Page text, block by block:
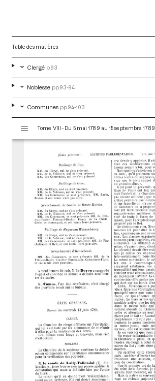
Table des matières
Clergé p.93
Noblesse pp.93-94
Communes pp.94-103
s
Tome VIII - Du 5 mai 1789 au 15 septembre 1789